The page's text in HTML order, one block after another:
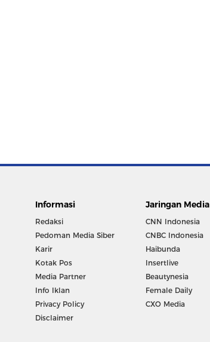
Informasi
Redaksi
Pedoman Media Siber
Karir
Kotak Pos
Media Partner
Info Iklan
Privacy Policy
Disclaimer
Jaringan Media
CNN Indonesia
CNBC Indonesia
Haibunda
Insertlive
Beautynesia
Female Daily
CXO Media